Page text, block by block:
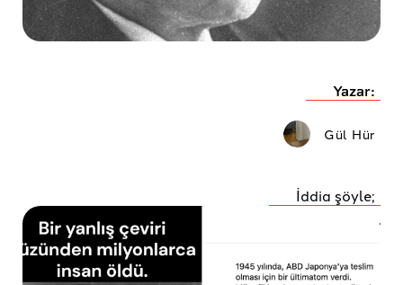
Yazar:
Gül Hür
İddia şöyle;